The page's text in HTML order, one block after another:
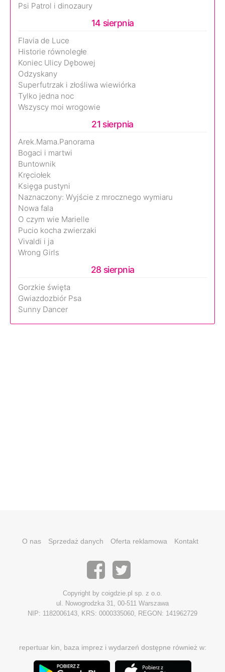
Psi Patrol i dinozaury
14 sierpnia
Flavia de Luce
Historie równoległe
Koniec Ulicy Dębowej
Odzyskany
Superfutrzak i złośliwa wiewiórka
Tylko jedna noc
Wszyscy moi wrogowie
21 sierpnia
Arek.Mama.Panorama
Bogaci i martwi
Buntownik
Kręciołek
Księga pustyni
Naznaczony: Wyjście z mrocznego wymiaru
Nowa fala
O czym wie Marielle
Pucio kocha zwierzaki
Vivaldi i ja
Wrong Girls
28 sierpnia
Gorzkie święta
Gwiazdozbiór Psa
Sunny Dancer
O nas Sprzedaż danych Oferta reklamowa Kontakt
Copyright by coigdzie.pl sp. z o.o.
ul. Nowogrodzka 31, 00-511 Warszawa
NIP: 1182006143, KRS: 0000335060, REGON: 141962729
repertuar kin, baza imprez i wydarzeń dostępne również w: